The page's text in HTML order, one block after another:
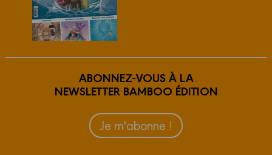
ABONNEZ-VOUS À LA
NEWSLETTER BAMBOO ÉDITION
Je m'abonne !